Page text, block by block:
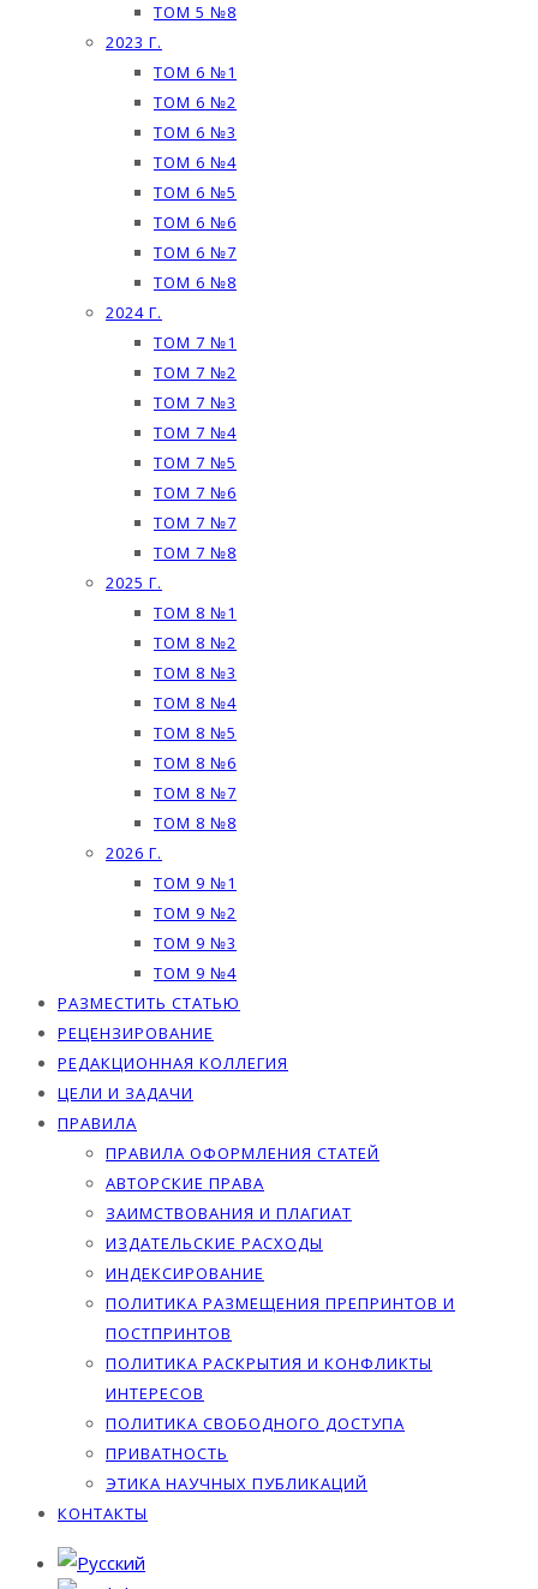
ТОМ 5 №8
2023 Г.
ТОМ 6 №1
ТОМ 6 №2
ТОМ 6 №3
ТОМ 6 №4
ТОМ 6 №5
ТОМ 6 №6
ТОМ 6 №7
ТОМ 6 №8
2024 Г.
ТОМ 7 №1
ТОМ 7 №2
ТОМ 7 №3
ТОМ 7 №4
ТОМ 7 №5
ТОМ 7 №6
ТОМ 7 №7
ТОМ 7 №8
2025 Г.
ТОМ 8 №1
ТОМ 8 №2
ТОМ 8 №3
ТОМ 8 №4
ТОМ 8 №5
ТОМ 8 №6
ТОМ 8 №7
ТОМ 8 №8
2026 Г.
ТОМ 9 №1
ТОМ 9 №2
ТОМ 9 №3
ТОМ 9 №4
РАЗМЕСТИТЬ СТАТЬЮ
РЕЦЕНЗИРОВАНИЕ
РЕДАКЦИОННАЯ КОЛЛЕГИЯ
ЦЕЛИ И ЗАДАЧИ
ПРАВИЛА
ПРАВИЛА ОФОРМЛЕНИЯ СТАТЕЙ
АВТОРСКИЕ ПРАВА
ЗАИМСТВОВАНИЯ И ПЛАГИАТ
ИЗДАТЕЛЬСКИЕ РАСХОДЫ
ИНДЕКСИРОВАНИЕ
ПОЛИТИКА РАЗМЕЩЕНИЯ ПРЕПРИНТОВ И
ПОСТПРИНТОВ
ПОЛИТИКА РАСКРЫТИЯ И КОНФЛИКТЫ
ИНТЕРЕСОВ
ПОЛИТИКА СВОБОДНОГО ДОСТУПА
ПРИВАТНОСТЬ
ЭТИКА НАУЧНЫХ ПУБЛИКАЦИЙ
КОНТАКТЫ